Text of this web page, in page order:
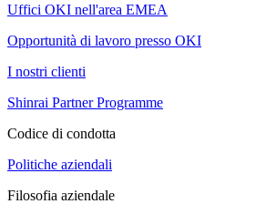
Uffici OKI nell'area EMEA
Opportunità di lavoro presso OKI
I nostri clienti
Shinrai Partner Programme
Codice di condotta
Politiche aziendali
Filosofia aziendale